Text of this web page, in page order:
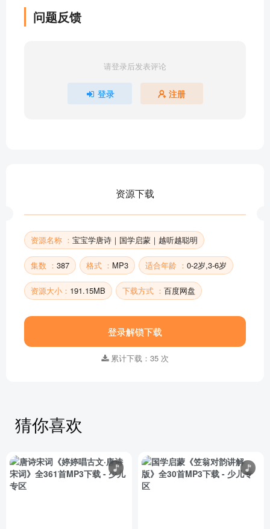
宝宝学古诗017剑客-贾岛
宝宝学古诗018题诗后-贾岛
宝宝学古诗021鹿寨-王维
宝宝学古诗022杂诗-王维
宝宝学古诗028登乐游原-李商隐
宝宝学古诗029月夜忆舍弟 节选-杜甫
宝宝学古诗030绝句二首 其一-杜甫
部分目录展示 ▶ 下载后解锁 387 首完整音频
问题反馈
请登录后发表评论
登录 注册
资源下载
资源名称 ： 宝宝学唐诗｜国学启蒙｜越听越聪明
集数 ： 387 格式 ： MP3 适合年龄 ： 0-2岁,3-6岁
资源大小： 191.15MB 下载方式 ： 百度网盘
登录解锁下载
累计下载：35 次
猜你喜欢